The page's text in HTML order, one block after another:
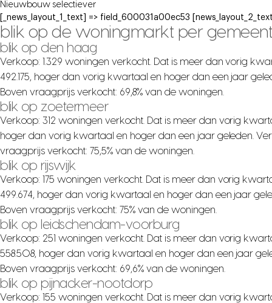
Nieuwbouw selectiever
[_news_layout_1_text] => field_600031a00ec53
blik op de woningmarkt per
blik op den haag
Verkoop: 1.329 woningen verkocht. Dat is meer dan vorig
492.175, hoger dan vorig kwartaal en hoger dan een jaar
Boven vraagprijs verkocht: 69,8% van de woningen.
blik op zoetermeer
Verkoop: 312 woningen verkocht. Dat is meer dan vorig
hoger dan vorig kwartaal en hoger dan een jaar geleden.
vraagprijs verkocht: 75,5% van de woningen.
blik op rijswijk
Verkoop: 175 woningen verkocht. Dat is meer dan vorig
499.674, hoger dan vorig kwartaal en hoger dan een jaar
Boven vraagprijs verkocht: 75% van de woningen.
blik op leidschendam-voorburg
Verkoop: 251 woningen verkocht. Dat is meer dan vorig
558.508, hoger dan vorig kwartaal en hoger dan een jaar
Boven vraagprijs verkocht: 69,6% van de woningen.
blik op pijnacker-nootdorp
Verkoop: 155 woningen verkocht. Dat is meer dan vorig